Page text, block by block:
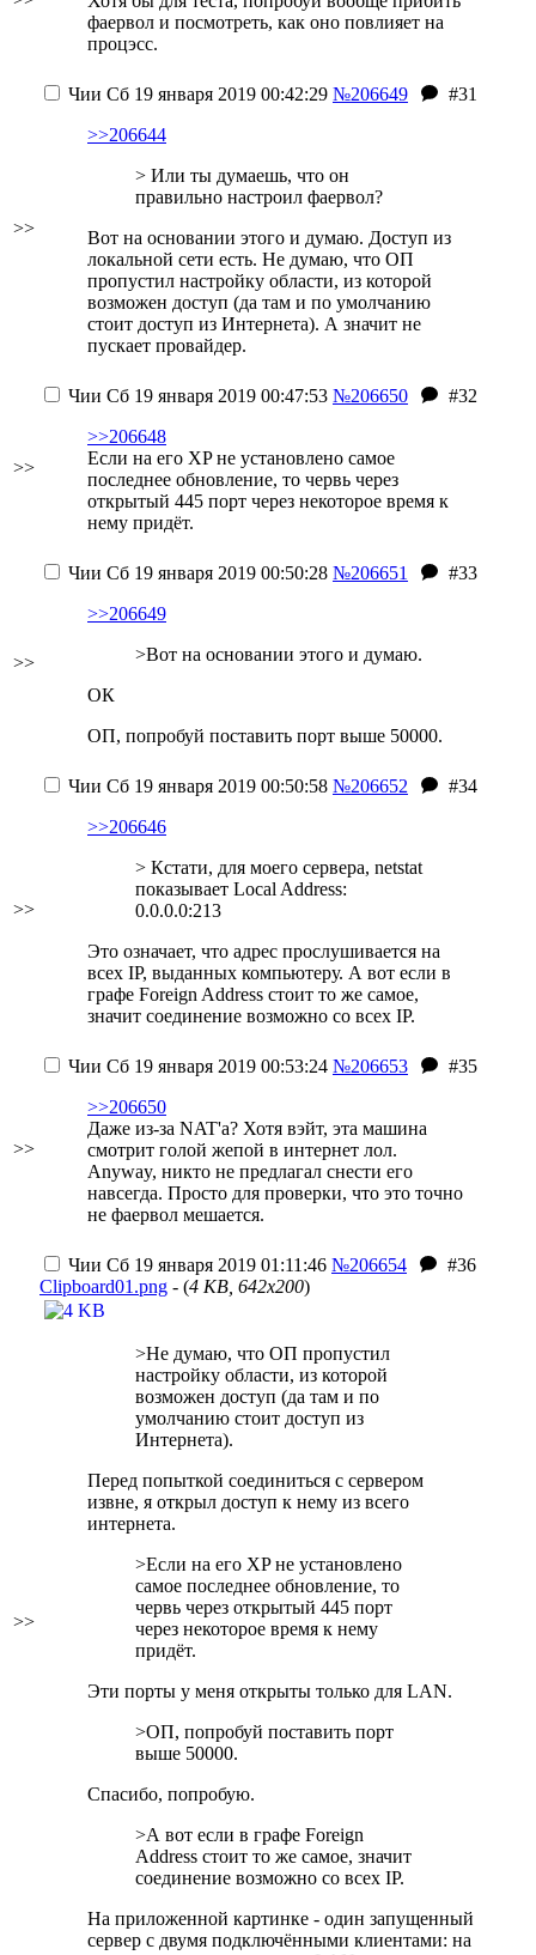
фаервол и посмотреть, как оно повлияет на
процэсс.
>>
Чии Сб 19 января 2019 00:42:29 №206649
#31
>>206644
> Или ты думаешь, что он
правильно настроил фаервол?
Вот на основании этого и думаю. Доступ из
локальной сети есть. Не думаю, что ОП
пропустил настройку области, из которой
возможен доступ (да там и по умолчанию
стоит доступ из Интернета). А значит не
пускает провайдер.
>>
Чии Сб 19 января 2019 00:47:53 №206650
#32
>>206648
Если на его XP не установлено самое
последнее обновление, то червь через
открытый 445 порт через некоторое время к
нему придёт.
>>
Чии Сб 19 января 2019 00:50:28 №206651
#33
>>206649
>Вот на основании этого и думаю.
ОК
ОП, попробуй поставить порт выше 50000.
>>
Чии Сб 19 января 2019 00:50:58 №206652
#34
>>206646
> Кстати, для моего сервера, netstat
показывает Local Address:
0.0.0.0:213
Это означает, что адрес прослушивается на
всех IP, выданных компьютеру. А вот если в
графе Foreign Address стоит то же самое,
значит соединение возможно со всех IP.
>>
Чии Сб 19 января 2019 00:53:24 №206653
#35
>>206650
Даже из-за NAT'a? Хотя вэйт, эта машина
смотрит голой жепой в интернет лол.
Anyway, никто не предлагал снести его
навсегда. Просто для проверки, что это точно
не фаервол мешается.
>>
Чии Сб 19 января 2019 01:11:46 №206654
#36
Clipboard01.png - (4 KB, 642x200)
>Не думаю, что ОП пропустил
настройку области, из которой
возможен доступ (да там и по
умолчанию стоит доступ из
Интернета).
Перед попыткой соединиться с сервером
извне, я открыл доступ к нему из всего
интернета.
>Если на его XP не установлено
самое последнее обновление, то
червь через открытый 445 порт
через некоторое время к нему
придёт.
Эти порты у меня открыты только для LAN.
>ОП, попробуй поставить порт
выше 50000.
Спасибо, попробую.
>А вот если в графе Foreign
Address стоит то же самое, значит
соединение возможно со всех IP.
На приложенной картинке - один запущенный
сервер с двумя подключёнными клиентами: на